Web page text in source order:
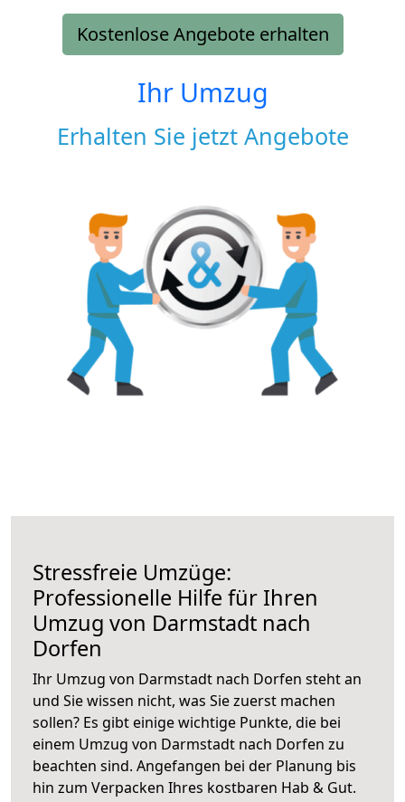
Kostenlose Angebote erhalten
Ihr Umzug
Erhalten Sie jetzt Angebote
Stressfreie Umzüge:
Professionelle Hilfe für Ihren
Umzug von Darmstadt nach
Dorfen
Ihr Umzug von Darmstadt nach Dorfen steht an
und Sie wissen nicht, was Sie zuerst machen
sollen? Es gibt einige wichtige Punkte, die bei
einem Umzug von Darmstadt nach Dorfen zu
beachten sind. Angefangen bei der Planung bis
hin zum Verpacken Ihres kostbaren Hab & Gut.